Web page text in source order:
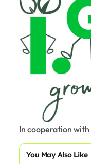
In cooperation with
You May Also Like